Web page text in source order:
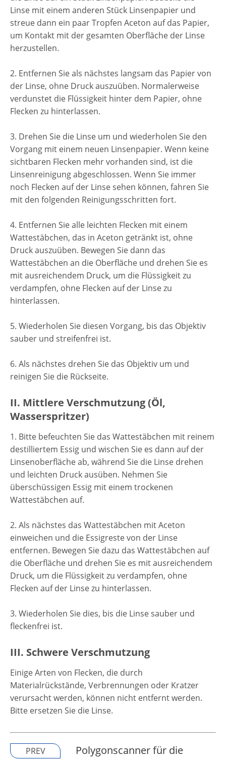
Linse mit einem anderen Stück Linsenpapier und
streue dann ein paar Tropfen Aceton auf das Papier,
um Kontakt mit der gesamten Oberfläche der Linse
herzustellen.
2. Entfernen Sie als nächstes langsam das Papier von
der Linse, ohne Druck auszuüben. Normalerweise
verdunstet die Flüssigkeit hinter dem Papier, ohne
Flecken zu hinterlassen.
3. Drehen Sie die Linse um und wiederholen Sie den
Vorgang mit einem neuen Linsenpapier. Wenn keine
sichtbaren Flecken mehr vorhanden sind, ist die
Linsenreinigung abgeschlossen. Wenn Sie immer
noch Flecken auf der Linse sehen können, fahren Sie
mit den folgenden Reinigungsschritten fort.
4. Entfernen Sie alle leichten Flecken mit einem
Wattestäbchen, das in Aceton getränkt ist, ohne
Druck auszuüben. Bewegen Sie dann das
Wattestäbchen an die Oberfläche und drehen Sie es
mit ausreichendem Druck, um die Flüssigkeit zu
verdampfen, ohne Flecken auf der Linse zu
hinterlassen.
5. Wiederholen Sie diesen Vorgang, bis das Objektiv
sauber und streifenfrei ist.
6. Als nächstes drehen Sie das Objektiv um und
reinigen Sie die Rückseite.
II. Mittlere Verschmutzung (Öl,
Wasserspritzer)
1. Bitte befeuchten Sie das Wattestäbchen mit reinem
destilliertem Essig und wischen Sie es dann auf der
Linsenoberfläche ab, während Sie die Linse drehen
und leichten Druck ausüben. Nehmen Sie
überschüssigen Essig mit einem trockenen
Wattestäbchen auf.
2. Als nächstes das Wattestäbchen mit Aceton
einweichen und die Essigreste von der Linse
entfernen. Bewegen Sie dazu das Wattestäbchen auf
die Oberfläche und drehen Sie es mit ausreichendem
Druck, um die Flüssigkeit zu verdampfen, ohne
Flecken auf der Linse zu hinterlassen.
3. Wiederholen Sie dies, bis die Linse sauber und
fleckenfrei ist.
III. Schwere Verschmutzung
Einige Arten von Flecken, die durch
Materialrückstände, Verbrennungen oder Kratzer
verursacht werden, können nicht entfernt werden.
Bitte ersetzen Sie die Linse.
PREV
Polygonscanner für die